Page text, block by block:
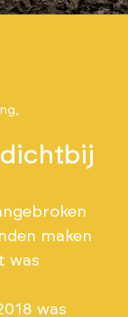
maken
was
was